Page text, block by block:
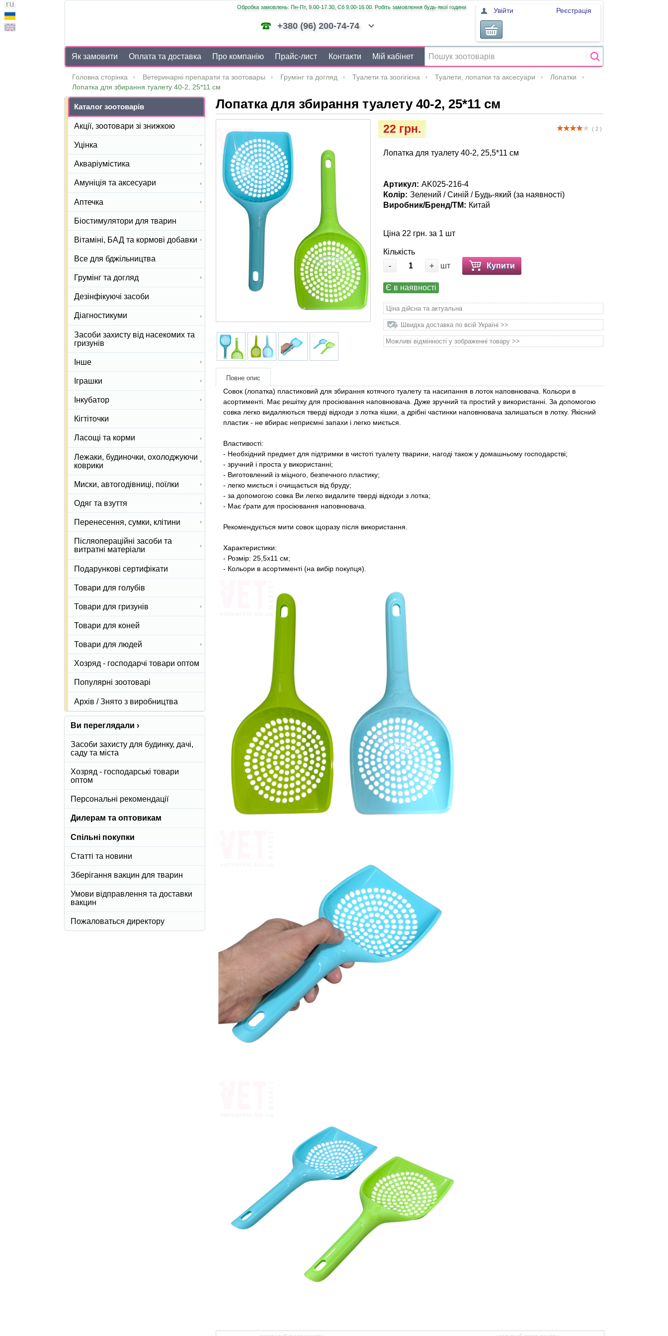
Обробка замовлень: Пн-Пт, 9.00-17.30, Сб 9.00-16.00. Робіть замовлення будь-якої години
+380 (96) 200-74-74
Увійти Реєстрація
Як замовити Оплата та доставка Про компанію Прайс-лист Контакти Мій кабінет
Головна сторінка Ветеринарні препарати та зоотовары Грумінг та догляд Туалети та зоогігієна Туалети, лопатки та аксесуари
Лопатки
Лопатка для збирання туалету 40-2, 25*11 см
Лопатка для збирання туалету 40-2, 25*11 см
( 2 )
22 грн.
Лопатка для туалету 40-2, 25,5*11 см
Артикул: AK025-216-4
Колір: Зелений / Синій / Будь-який (за наявності)
Виробник/Бренд/ТМ: Китай
Ціна 22 грн. за 1 шт
Кількість
-
+ шт Купити
Є в наявності
Ціна дійсна та актуальна
Швидка доставка по всій Україні >>
Можливі відмінності у зображенні товару >>
Повне опис
Совок (лопатка) пластиковий для збирання котячого туалету та насипання в лоток наповнювача. Кольори в
асортименті. Має решітку для просіювання наповнювача. Дуже зручний та простий у використанні. За допомогою
совка легко видаляються тверді відходи з лотка кішки, а дрібні частинки наповнювача залишаться в лотку. Якісний
пластик - не вбирає неприємні запахи і легко миється.
Властивості:
- Необхідний предмет для підтримки в чистоті туалету тварини, нагоді також у домашньому господарстві;
- зручний і проста у використанні;
- Виготовлений із міцного, безпечного пластику;
- легко миється і очищається від бруду;
- за допомогою совка Ви легко видалите тверді відходи з лотка;
- Має ґрати для просіювання наповнювача.
Рекомендується мити совок щоразу після використання.
Характеристики:
- Розмір: 25,5х11 см;
- Кольори в асортименті (на вибір покупця).
Каталог зоотоварів
Акції, зоотовари зі знижкою
Уцінка
Акваріумістика
Амуніція та аксесуари
Аптечка
Біостимулятори для тварин
Вітаміні, БАД та кормові добавки
Все для бджільництва
Грумінг та догляд
Дезінфікуючі засоби
Діагностикуми
Засоби захисту від насекомих та
гризунів
Інше
Іграшки
Інкубатор
Кігтіточки
Ласощі та корми
Лежаки, будиночки, охолоджуючи
коврики
Миски, автогодівниці, поїлки
Одяг та взуття
Перенесення, сумки, клітини
Післяопераційні засоби та
витратні матеріали
Подарункові сертифікати
Товари для голубів
Товари для гризунів
Товари для коней
Товари для людей
Хозряд - господарчі товари оптом
Популярні зоотоварі
Архів / Знято з виробництва
Ви переглядали ›
Засоби захисту для будинку, дачі,
саду та міста
Хозряд - господарські товари
оптом
Персональні рекомендації
Дилерам та оптовикам
Спільні покупки
Статті та новини
Зберігання вакцин для тварин
Умови відправлення та доставки
вакцин
Пожаловаться директору